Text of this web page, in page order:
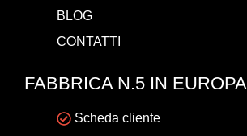
BLOG
CONTATTI
FABBRICA N.5 IN EUROPA
Scheda cliente